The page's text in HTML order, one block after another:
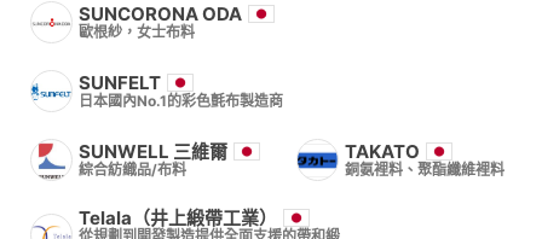
SUNCORONA ODA
歐根紗，女士布料
SUNFELT
日本國內No.1的彩色氈布製造商
SUNWELL 三維爾
綜合紡織品/布料
TAKATO
銅氨裡料、聚酯纖維裡料
Telala（井上緞帶工業）